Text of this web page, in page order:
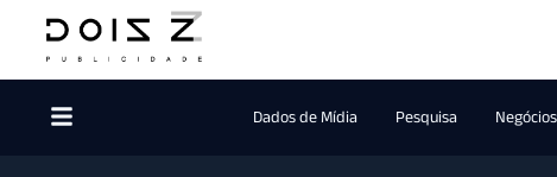
Dados de Mídia Pesquisa